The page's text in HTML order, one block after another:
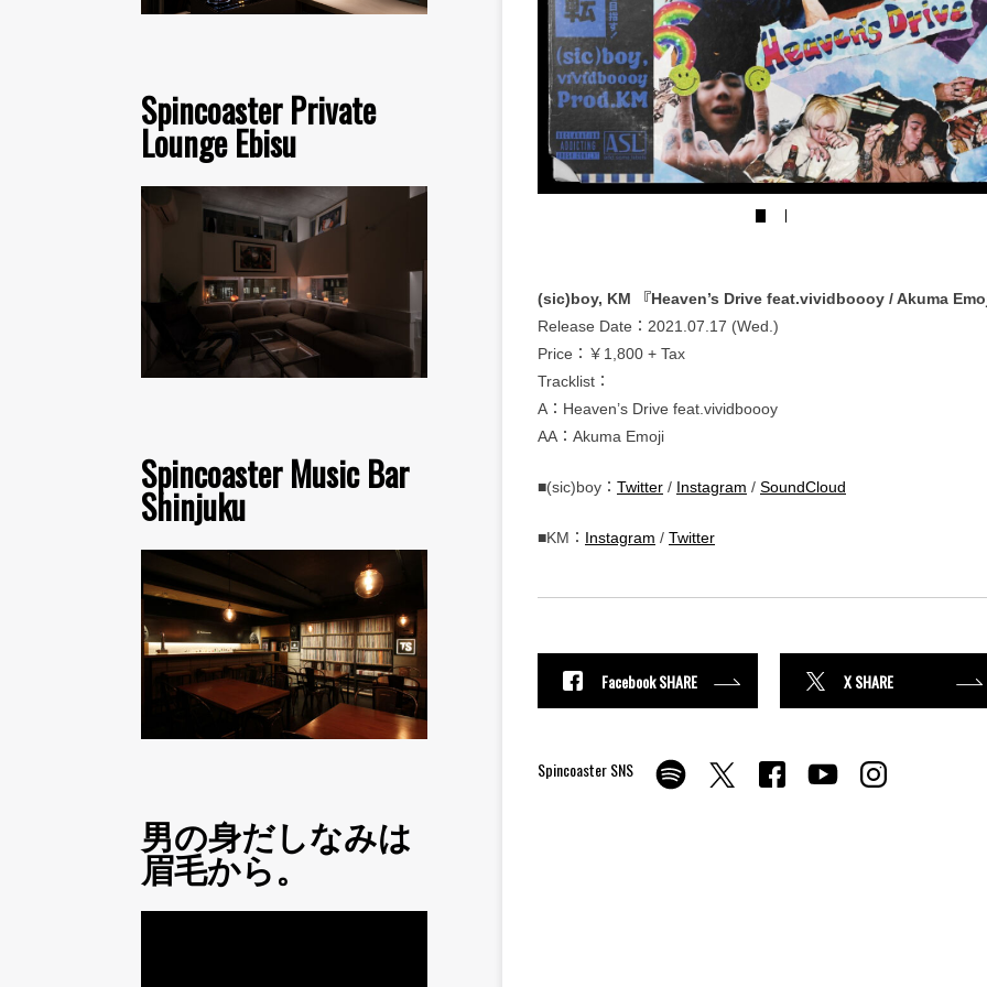
Spincoaster Private
Lounge Ebisu
Spincoaster Music Bar
Shinjuku
男の身だしなみは
眉毛から。
(sic)boy, KM 『Heaven’s Drive feat.vividboooy / Akuma
Release Date：2021.07.17 (Wed.)
Price：￥1,800 + Tax
Tracklist：
A：Heaven’s Drive feat.vividboooy
AA：Akuma Emoji
■(sic)boy： Twitter / Instagram / SoundCloud
■KM： Instagram / Twitter
Facebook SHARE X SHARE
Spincoaster SNS